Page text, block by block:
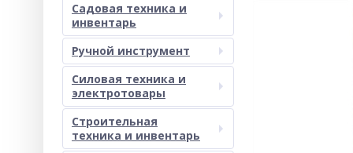
Садовая техника и
инвентарь
Ручной инструмент
Силовая техника и
электротовары
Строительная
техника и инвентарь